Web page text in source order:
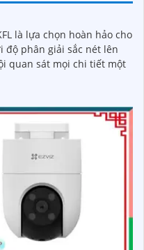
là lựa chọn hoàn hảo cho
quan sát mọi chi tiết một